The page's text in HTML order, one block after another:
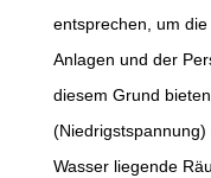
entsprechen, um die
Anlagen und der
diesem Grund
Wasser liegende